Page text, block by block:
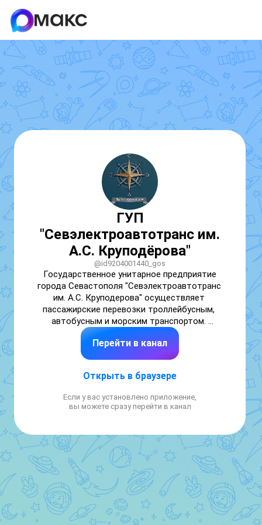
ГУП
"Севэлектроавтотранс им.
А.С. Круподёрова"
@id9204001440_gos
Государственное унитарное предприятие
города Севастополя "Севэлектроавтотранс
им. А.С. Круподерова" осуществляет
пассажирские перевозки троллейбусным,
автобусным и морским транспортом.
Директор Будыш Денис Викторович
Сайт: https://sevtrol.ru
Телеграм: https://t.me/seat_92
Перейти в канал
Открыть в браузере
Если у вас установлено приложение,
вы можете сразу перейти в канал